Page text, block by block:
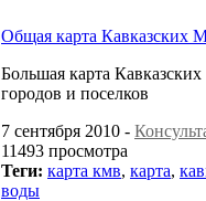
Общая карта Кавказских
Большая карта
городов и поселков
7 сентября 2010 -
11493 просмотра
Теги: карта кмв, карта,
воды